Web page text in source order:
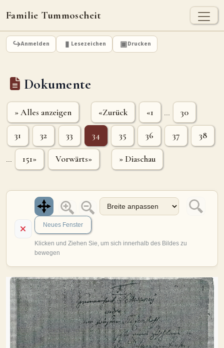
Familie Tummoscheit
TUMMOSCHEIT - HEUTE
STAMMBAUM
Ahnenforschung Stammbaum Tummoscheit Namen
Orte Historische Karte
Geografische Namensverteilung - Heute
ARCHIV
Grabsteine
MITMACHEN
Personen-Suche
Benutzer-Login beantragen Forum
SPRACHE / LANGUAGE
Deutsch English
Anmelden Lesezeichen Drucken
Dokumente
» Alles anzeigen «Zurück «1 30
31 32 33 34 35 36 37 38
... 151» Vorwärts» » Diaschau